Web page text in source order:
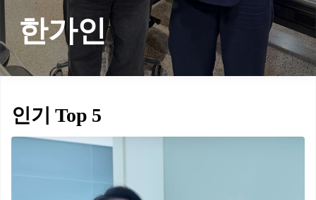
한가인
인기 Top 5